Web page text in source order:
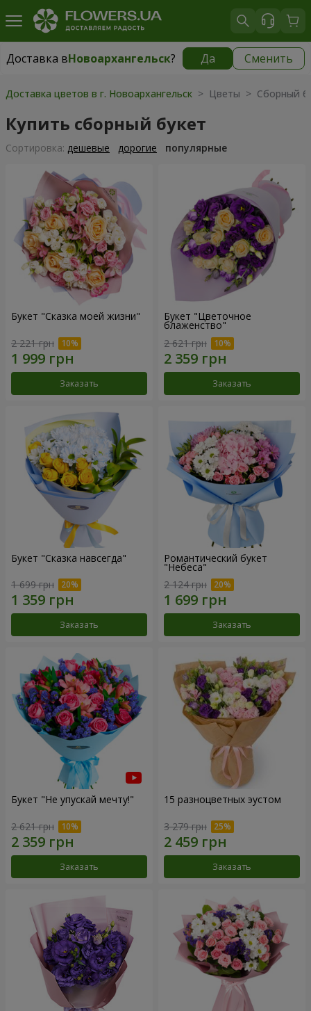
Доставка вНовоархангельск? Да Сменить
Доставка вНовоархангельск|730 грн
Доставка цветов в г. Новоархангельск > Цветы > Сборный
Купить сборный букет
Cортировка: дешевые дорогие популярные
Букет "Сказка моей жизни"
2 221 грн
Заказать
Букет "Цветочное
блаженство"
2 621 грн
Заказать
Букет "Сказка навсегда"
1 699 грн
Заказать
Романтический букет
"Небеса"
2 124 грн
Заказать
Букет "Не упускай мечту!"
2 621 грн
Заказать
15 разноцветных эустом
3 279 грн
Заказать